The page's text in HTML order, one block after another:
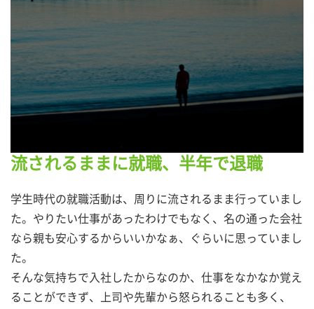
流されるままに就職、半年で退職
学生時代の就職活動は、周りに流されるまま行っていまし
た。やりたい仕事があったわけでもなく、名の通った会社
なら親も安心するからいいかなぁ、ぐらいに思っていまし
た。
そんな気持ちで入社したからなのか、仕事をなかなか覚え
ることができず、上司や先輩から怒られることも多く、